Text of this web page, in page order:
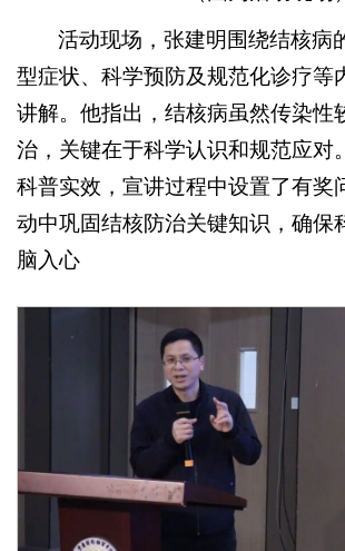
活动现场，张建明围绕结核病
型症状、科学预防及规范化诊疗等
讲解。他指出，结核病虽然传染性
治，关键在于科学认识和规范应对
科普实效，宣讲过程中设置了有奖
动中巩固结核防治关键知识，确保
脑入心